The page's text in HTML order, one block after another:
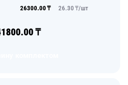
26300.00 ₸ 26.30 ₸/шт
₸